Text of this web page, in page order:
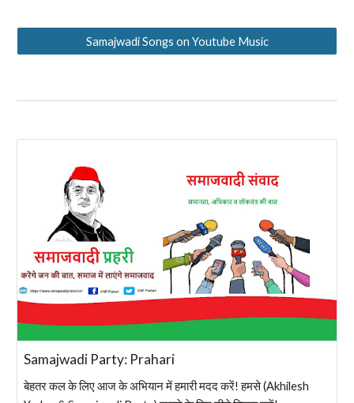
Samajwadi Songs on Youtube Music
Samajwadi Party: Prahari
बेहतर कल के लिए आज के अभियान में हमारी मदद करें! हमसे (Akhilesh